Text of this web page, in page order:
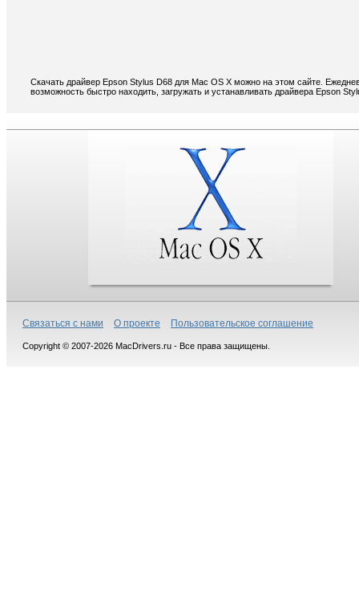
Скачать драйвер Epson Stylus D68 для Mac OS X можно на этом сайте.
возможность быстро находить, загружать и устанавливать драйвера Epson
Связаться с нами О проекте Пользовательское соглашение
Copyright © 2007-2026 MacDrivers.ru - Все права защищены.